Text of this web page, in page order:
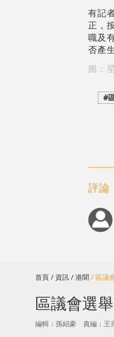
有記
正，
職及
否產
圖：
#
評論
首頁 / 資訊 / 港聞 / 區議
區議會選
編輯：孫紹豪 責編：王